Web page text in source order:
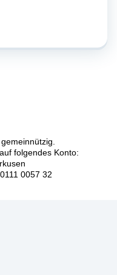
folgendes Konto:
0057 32